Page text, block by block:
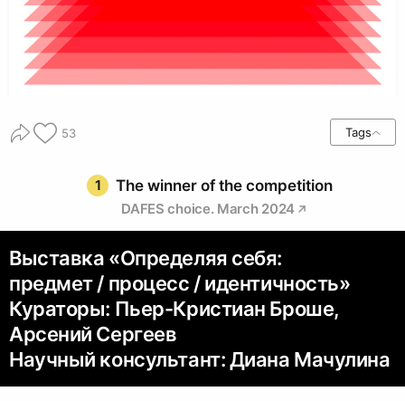
53 Tags
1 The winner of the competition
DAFES choice. March 2024
Выставка «Определяя себя:
предмет / процесс / идентичность»
Кураторы: Пьер-Кристиан Броше,
Арсений Сергеев
Научный консультант: Диана Мачулина